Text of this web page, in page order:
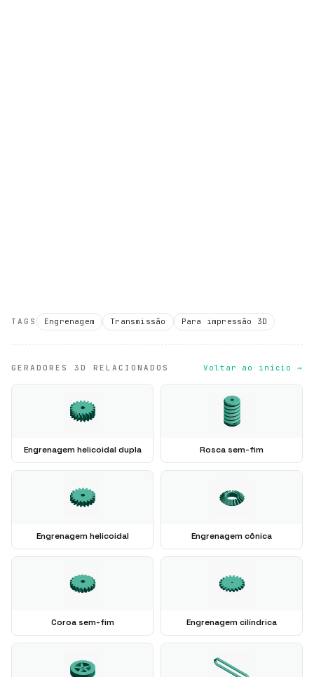
TAGS Engrenagem Transmissão Para impressão 3D
GERADORES 3D RELACIONADOS Voltar ao início →
Engrenagem helicoidal dupla Rosca sem-fim
Engrenagem helicoidal Engrenagem cônica
Coroa sem-fim Engrenagem cilíndrica